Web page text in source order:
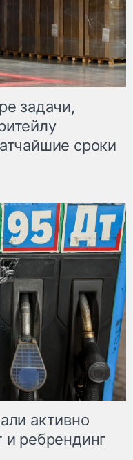
задачи,
сроки
активно
и ребрендинг